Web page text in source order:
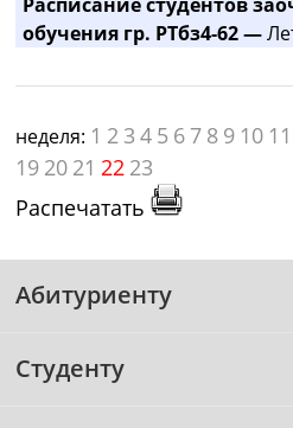
Расписание студентов
обучения гр. РТбз4-62 —
неделя: 1 2 3 4 5 6 7 8 9 10 11
19 20 21 22 23
Распечатать
Абитуриенту
Студенту